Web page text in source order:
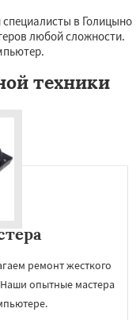
в Голицыно
любой сложности.
техники
ремонт жесткого
опытные мастера